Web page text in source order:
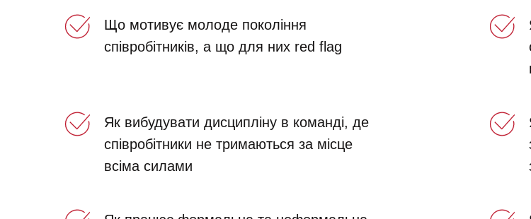
Що мотивує молоде покоління
співробітників, а що для них red flag
Як вибудувати дисципліну в команді, де
співробітники не тримаються за місце
всіма силами